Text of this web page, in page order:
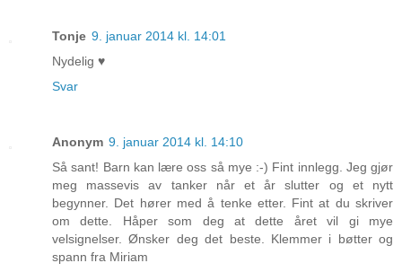
Tonje 9. januar 2014 kl. 14:01
Nydelig ♥
Svar
Anonym 9. januar 2014 kl. 14:10
Så sant! Barn kan lære oss så mye :-) Fint innlegg. Jeg gjør
meg massevis av tanker når et år slutter og et nytt
begynner. Det hører med å tenke etter. Fint at du skriver
om dette. Håper som deg at dette året vil gi mye
velsignelser. Ønsker deg det beste. Klemmer i bøtter og
spann fra Miriam